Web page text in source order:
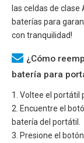
las celdas de clase
baterías para
con tranquilidad!
¿Cómo
batería para
1. Voltee el portátil
2. Encuentre el
batería del portátil.
3. Presione el